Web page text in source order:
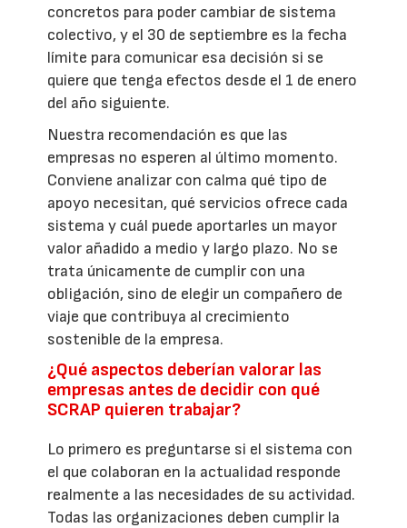
concretos para poder cambiar de sistema
colectivo, y el 30 de septiembre es la fecha
límite para comunicar esa decisión si se
quiere que tenga efectos desde el 1 de enero
del año siguiente.
Nuestra recomendación es que las
empresas no esperen al último momento.
Conviene analizar con calma qué tipo de
apoyo necesitan, qué servicios ofrece cada
sistema y cuál puede aportarles un mayor
valor añadido a medio y largo plazo. No se
trata únicamente de cumplir con una
obligación, sino de elegir un compañero de
viaje que contribuya al crecimiento
sostenible de la empresa.
¿Qué aspectos deberían valorar las
empresas antes de decidir con qué
SCRAP quieren trabajar?
Lo primero es preguntarse si el sistema con
el que colaboran en la actualidad responde
realmente a las necesidades de su actividad.
Todas las organizaciones deben cumplir la